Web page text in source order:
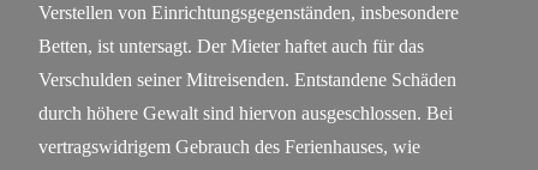
Verstellen von Einrichtungsgegenständen, insbesondere
Betten, ist untersagt. Der Mieter haftet auch für das
Verschulden seiner Mitreisenden. Entstandene Schäden
durch höhere Gewalt sind hiervon ausgeschlossen. Bei
vertragswidrigem Gebrauch des Ferienhauses, wie